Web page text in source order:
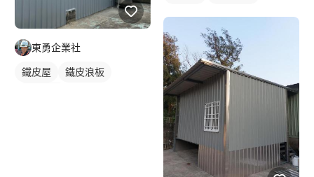
東勇企業社
鐵皮屋
鐵皮浪板